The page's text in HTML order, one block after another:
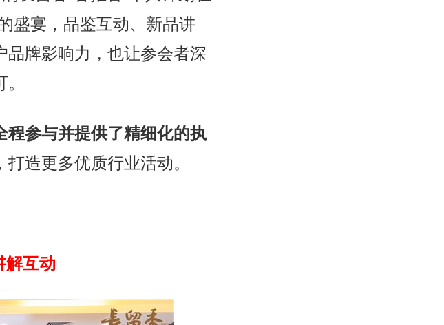
盛宴，品鉴互动、新品讲
牌影响力，也让参会者深
程参与并提供了精细化的执
造更多优质行业活动。
解互动